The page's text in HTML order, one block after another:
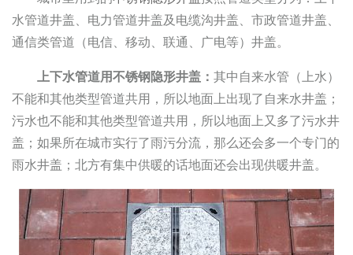
水管道井盖、电力管道井盖及电缆沟井盖、市政管道井盖、
通信类管道（电信、移动、联通、广电等）井盖。
上下水管道用不锈钢隐形井盖： 其中自来水管（上水）
不能和其他类型管道共用，所以地面上出现了自来水井盖；
污水也不能和其他类型管道共用，所以地面上又多了污水井
盖；如果所在城市实行了雨污分流，那么还会多一个专门的
雨水井盖；北方有集中供暖的话地面还会出现供暖井盖。